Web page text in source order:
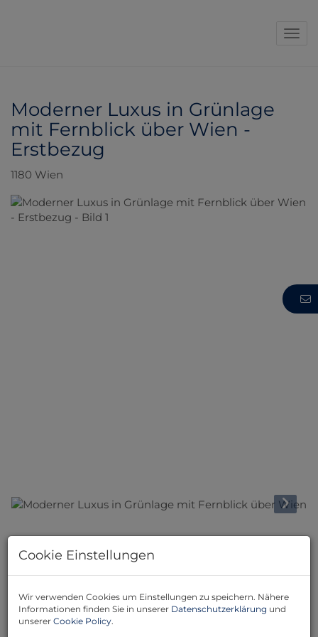
Moderner Luxus in Grünlage
mit Fernblick über Wien -
Erstbezug
1180 Wien
Das Neubauprojekt im 18. Bezirk vereint modernes
Wohnen mit höchstem Komfort. In hochwertiger
Bauweise entstanden hier stilvolle Wohnungen mit
durchdachten Grundrissen, erstklassiger Ausstattung
Cookie Einstellungen
Wir verwenden Cookies um Einstellungen zu speichern. Nähere
Informationen finden Sie in unserer Datenschutzerklärung und
unserer Cookie Policy.